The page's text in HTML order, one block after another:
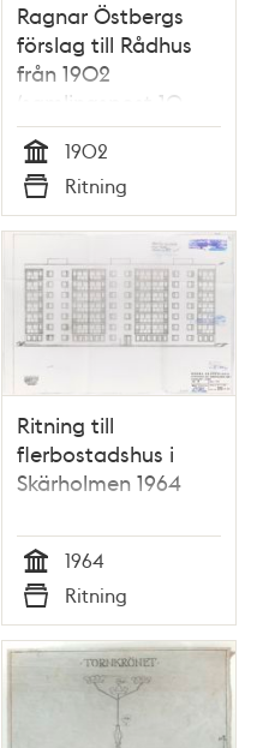
Ragnar Östbergs
förslag till Rådhus
från 1902
(samlingspost 10
ritningar)
Tid
1902
Typ
Ritning
Ritning till
flerbostadshus i
Skärholmen 1964
Tid
1964
Typ
Ritning